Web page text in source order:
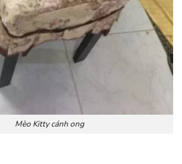
Mèo Kitty cánh ong